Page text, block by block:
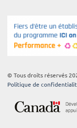
© Tous droits réservés
Politique de